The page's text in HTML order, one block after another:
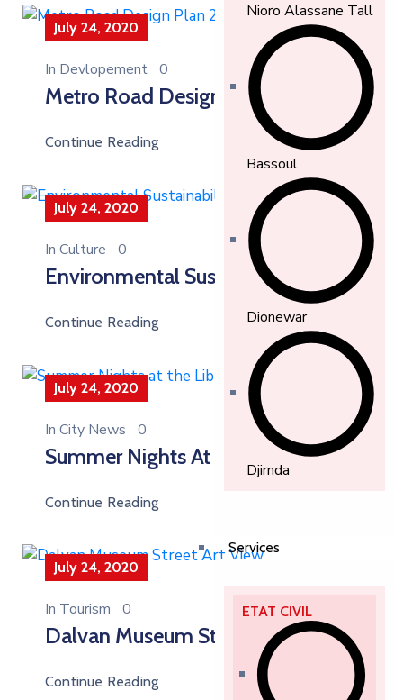
Nioro Alassane Tall
Bassoul
Dionewar
Djirnda
Services
ETAT CIVIL
July 24, 2020
In Devlopement 0
Continue Reading
July 24, 2020
In Culture 0
Environmental Sustainability
Continue Reading
July 24, 2020
In City News 0
Summer Nights At The Library
Continue Reading
July 24, 2020
In Tourism 0
Dalvan Museum Street Art View
Continue Reading